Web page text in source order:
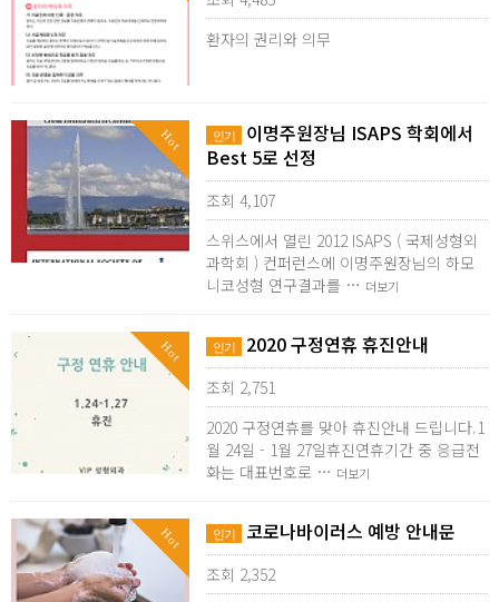
환자의 권리와 의무
Hot 인기
이명주원장님 ISAPS 학회에서
Best 5로 선정
조회 4,107
스위스에서 열린 2012 ISAPS ( 국제성형외
과학회 ) 컨퍼런스에 이명주원장님의 하모
니코성형 연구결과를 … 더보기
Hot 인기 2020 구정연휴 휴진안내
조회 2,751
2020 구정연휴를 맞아 휴진안내 드립니다.1
월 24일 - 1월 27일휴진연휴기간 중 응급전
화는 대표번호로 … 더보기
Hot 인기 코로나바이러스 예방 안내문
조회 2,352